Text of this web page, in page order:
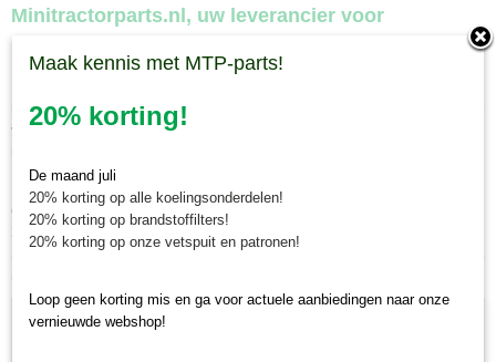
Minitractorparts.nl, uw leverancier voor
minitrekker onderdelen!
minitractoren, miditractoren, compacttractoren en aanbouwwerktuigen. Wij
verkopen deze onderdelen met als specialisme de Japanse
Minitractorparts.nl heeft een groot assortiment onderdelen, waaronder
deze knop, voor uw Shibaura SX 21, SX 24, SX 25, SX 26, Kioti CS
2510, CS 2520 en CS 2610.
Maak kennis met MTP-parts!
20% korting!
De maand juli
20% korting op alle koelingsonderdelen!
20% korting op brandstoffilters!
20% korting op onze vetspuit en patronen!
Loop geen korting mis en ga voor actuele aanbiedingen naar onze
vernieuwde webshop!